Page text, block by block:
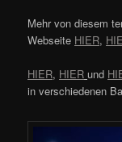
Mehr von diesem
Webseite HIER,
HIER, HIER und
in verschiedenen